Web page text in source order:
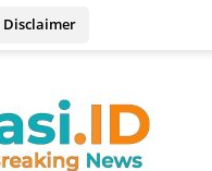
Disclaimer